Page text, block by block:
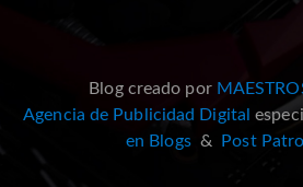
Blog creado por
Agencia de Publicidad Digital
en Blogs& Post